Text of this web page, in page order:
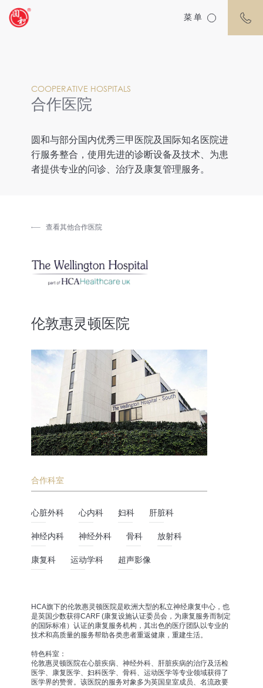
COOPERATIVE HOSPITALS
合作医院
圆和与部分国内优秀三甲医院及国际知名医院进
行服务整合，使用先进的诊断设备及技术、为患
者提供专业的问诊、治疗及康复管理服务。
查看其他合作医院
伦敦惠灵顿医院
合作科室
心脏外科 心内科 妇科 肝脏科
神经内科 神经外科 骨科 放射科
康复科 运动学科 超声影像
HCA旗下的伦敦惠灵顿医院是欧洲大型的私立神经康复中心，也
是英国少数获得CARF (康复设施认证委员会，为康复服务而制定
的国际标准）认证的康复服务机构，其出色的医疗团队以专业的
技术和高质量的服务帮助各类患者重返健康，重建生活。
特色科室：
伦敦惠灵顿医院在心脏疾病、神经外科、肝脏疾病的治疗及活检
医学、康复医学、妇科医学、骨科、运动医学等专业领域获得了
医学界的赞誉。该医院的服务对象多为英国皇室成员、名流政要
菜单